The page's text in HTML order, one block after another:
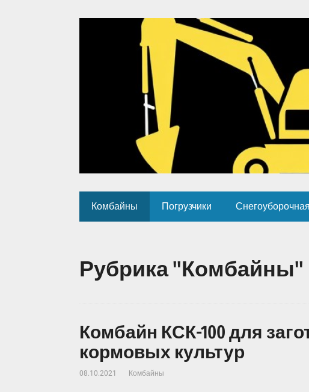
Комбайны Погрузчики
Рубрика "Комбайны"
Комбайн КСК-100 для
кормовых культур
08.10.2021 Комбайны